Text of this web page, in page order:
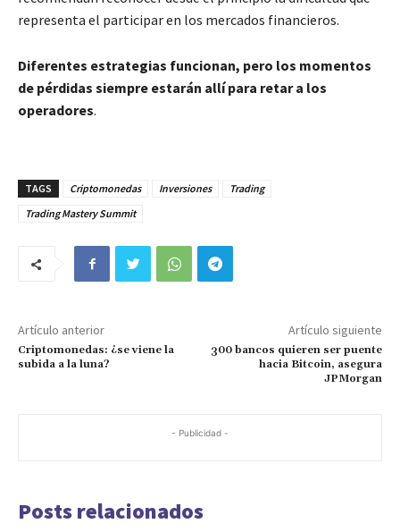
representa el participar en los mercados financieros.
Diferentes estrategias funcionan, pero los momentos
de pérdidas siempre estarán allí para retar a los
operadores.
TAGS Criptomonedas Inversiones
Trading
Trading Mastery Summit
Artículo anterior
Criptomonedas: ¿se viene la
subida a la luna?
Artículo siguiente
300 bancos quieren ser puente
hacia Bitcoin, asegura
JPMorgan
- Publicidad -
Posts relacionados